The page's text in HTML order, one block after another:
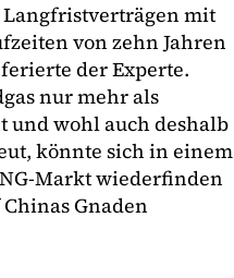
mit
von zehn Jahren
der Experte.
nur mehr als
und wohl auch deshalb
könnte sich in einem
Markt wiederfinden
Gnaden